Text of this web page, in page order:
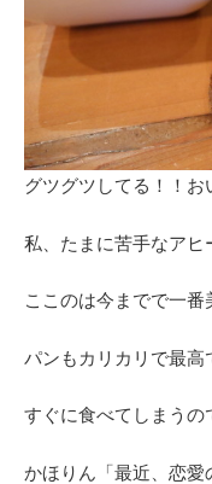
グツグツしてる！！お
私、たまに苦手なアヒ
ここのは今までで一番
パンもカリカリで最高
すぐに食べてしまうの
かほりん「最近、恋愛